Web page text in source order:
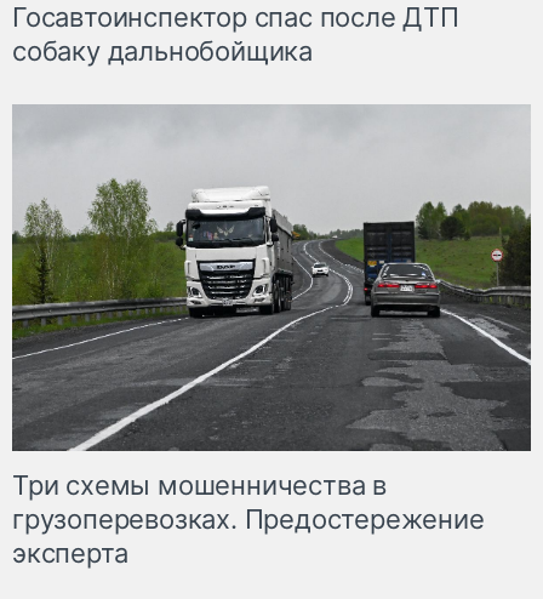
Госавтоинспектор спас после ДТП
собаку дальнобойщика
Три схемы мошенничества в
грузоперевозках. Предостережение
эксперта